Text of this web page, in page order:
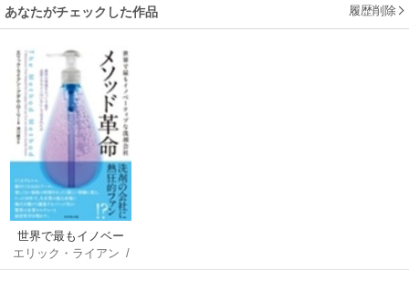
あなたがチェックした作品 履歴削除
世界で最もイノベー
ティブな洗剤会社メ
ソッド革命
エリック・ライアン /
アダム・ローリー/